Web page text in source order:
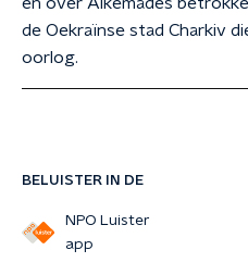
BELUISTER IN DE
NPO Luister
app
de Oekraïnse stad Charkiv
oorlog.